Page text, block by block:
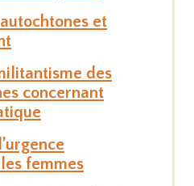
et
des
concernant
femmes